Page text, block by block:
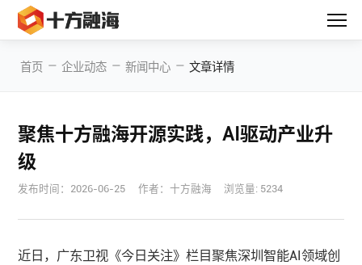
首页 — 企业动态 — 新闻中心 — 文章详情
聚焦十方融海开源实践，AI驱动产业升
级
发布时间： 2026-06-25 作者：十方融海 浏览量: 5234
近日，广东卫视《今日关注》栏目聚焦深圳智能AI领域创